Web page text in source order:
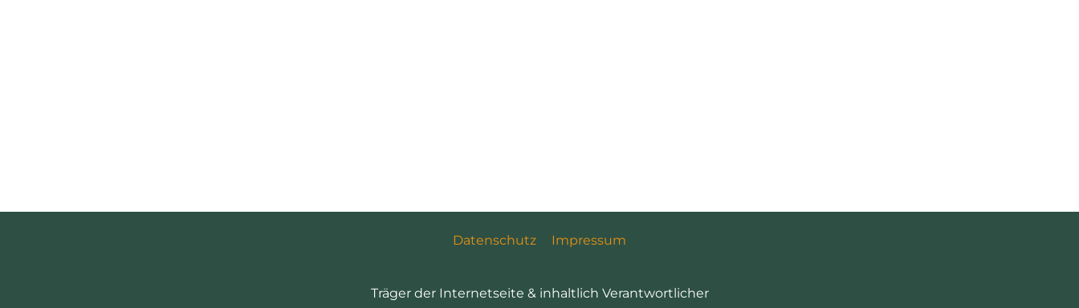
Datenschutz Impressum
Träger der Internetseite & inhaltlich Verantwortlicher